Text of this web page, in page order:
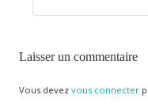
Laisser un commentaire
Vous devez vous connecter